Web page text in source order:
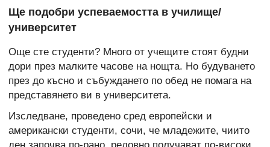
Ще подобри успеваемостта в училище/
университет
Още сте студенти? Много от учещите стоят будни
дори през малките часове на нощта. Но будуването
през до късно и събуждането по обед не помага на
представянето ви в университета.
Изследване, проведено сред европейски и
американски студенти, сочи, че младежите, чиито
ден започва по-рано, редовно получават по-високи